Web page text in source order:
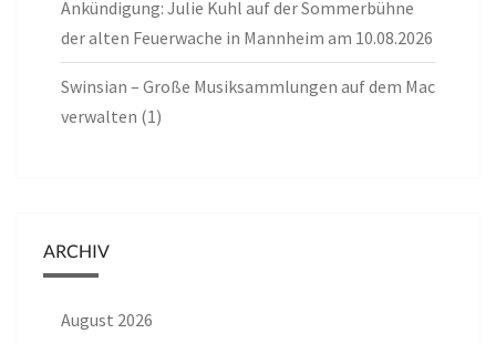
Ankündigung: Julie Kuhl auf der Sommerbühne
der alten Feuerwache in Mannheim am 10.08.2026
Swinsian – Große Musiksammlungen auf dem Mac
verwalten (1)
ARCHIV
August 2026